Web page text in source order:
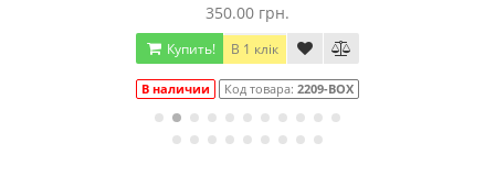
350.00 грн.
Купить! В 1 клік
В наличии Код товара: 2209-BOX